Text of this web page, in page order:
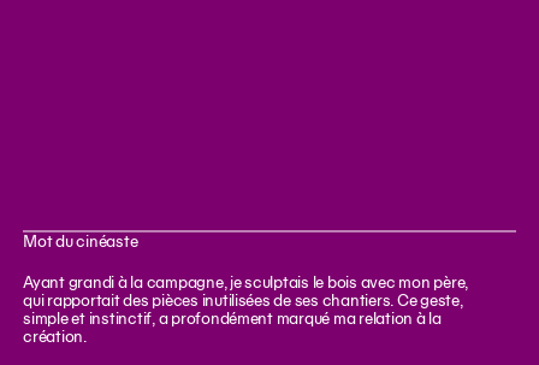
Mot du cinéaste
Ayant grandi à la campagne, je sculptais le bois avec mon père,
qui rapportait des pièces inutilisées de ses chantiers. Ce geste,
simple et instinctif, a profondément marqué ma relation à la
création.